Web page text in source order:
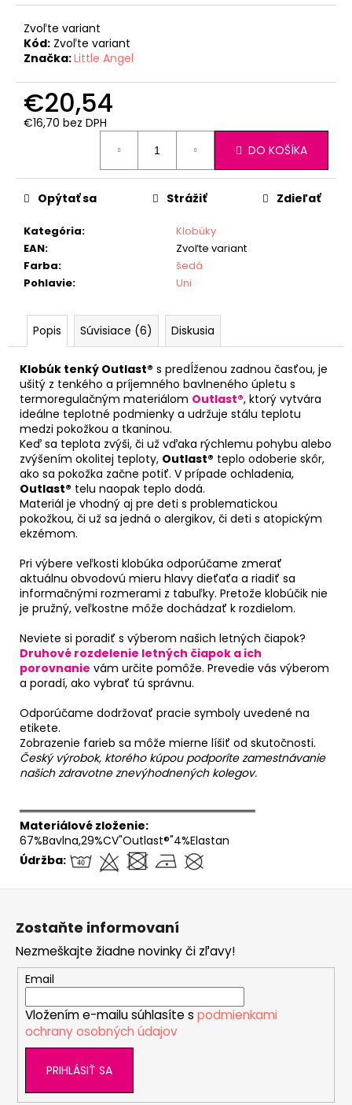
Zvoľte variant
Kód: Zvoľte variant
Značka:Little Angel
€20,54
€16,70 bez DPH
DO KOŠÍKA
Kategória:
Klobúky
EAN:
Zvoľte variant
Farba:
šedá
Pohlavie: Uni
Opýtať sa Strážiť Zdieľať
Popis Súvisiace (6) Diskusia
Klobúk tenký Outlast® s predĺženou zadnou časťou, je
ušitý z tenkého a príjemného bavlneného úpletu s
termoregulačným materiálom Outlast®, ktorý vytvára
ideálne teplotné podmienky a udržuje stálu teplotu
medzi pokožkou a tkaninou.
Keď sa teplota zvýši, či už vďaka rýchlemu pohybu alebo
zvýšením okolitej teploty, Outlast® teplo odoberie skôr,
ako sa pokožka začne potiť. V prípade ochladenia,
Outlast® telu naopak teplo dodá.
Materiál je vhodný aj pre deti s problematickou
pokožkou, či už sa jedná o alergikov, či deti s atopickým
ekzémom.
Pri výbere veľkosti klobúka odporúčame zmerať
aktuálnu obvodovú mieru hlavy dieťaťa a riadiť sa
informačnými rozmerami z tabuľky. Pretože klobúčik nie
je pružný, veľkostne môže dochádzať k rozdielom.
Neviete si poradiť s výberom našich letných čiapok?
Druhové rozdelenie letných čiapok a ich
porovnanie vám určite pomôže. Prevedie vás výberom
a poradí, ako vybrať tú správnu.
Odporúčame dodržovať pracie symboly uvedené na
etikete.
Zobrazenie farieb sa môže mierne líšiť od skutočnosti.
Český výrobok, ktorého kúpou podporíte zamestnávanie
našich zdravotne znevýhodnených kolegov.
══════════════════════════════
Materiálové zloženie:
67%Bavlna,29%CV"Outlast®"4%Elastan
Údržba:
Zostaňte informovaní
Nezmeškajte žiadne novinky či zľavy!
Email
Vložením e-mailu súhlasíte s podmienkami
ochrany osobných údajov
PRIHLÁSIŤ SA